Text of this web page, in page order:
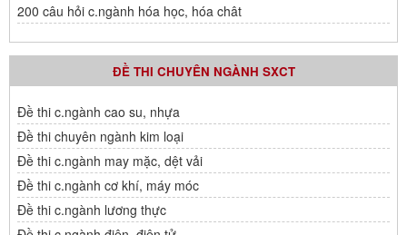
200 câu hỏi c.ngành hóa học, hóa chât
ĐỀ THI CHUYÊN NGÀNH SXCT
Đề thi c.ngành cao su, nhựa
Đề thi chuyên ngành kim loại
Đề thi c.ngành may mặc, dệt vải
Đề thi c.ngành cơ khí, máy móc
Đề thi c.ngành lương thực